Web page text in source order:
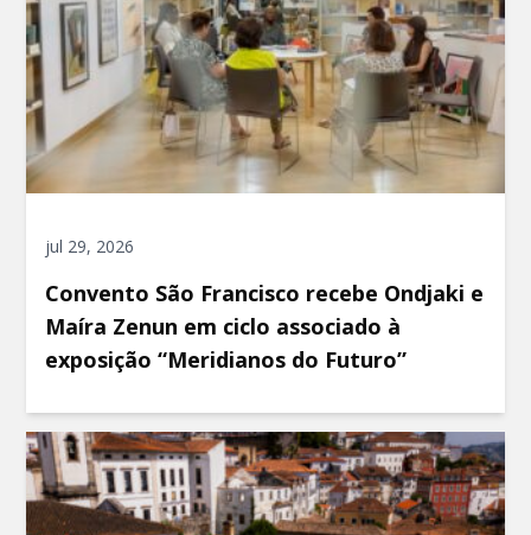
jul 29, 2026
Convento São Francisco recebe Ondjaki e
Maíra Zenun em ciclo associado à
exposição “Meridianos do Futuro”